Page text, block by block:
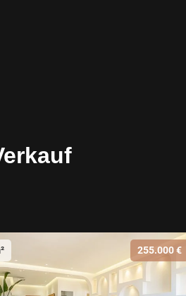
255.000 €